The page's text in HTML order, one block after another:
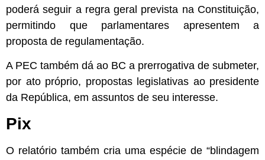
poderá seguir a regra geral prevista na Constituição,
permitindo que parlamentares apresentem a
proposta de regulamentação.
A PEC também dá ao BC a prerrogativa de submeter,
por ato próprio, propostas legislativas ao presidente
da República, em assuntos de seu interesse.
Pix
O relatório também cria uma espécie de “blindagem